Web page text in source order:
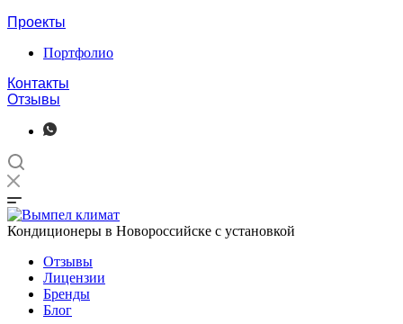
Проекты
Портфолио
Контакты
Отзывы
Кондиционеры в Новороссийске с установкой
Отзывы
Лицензии
Бренды
Блог